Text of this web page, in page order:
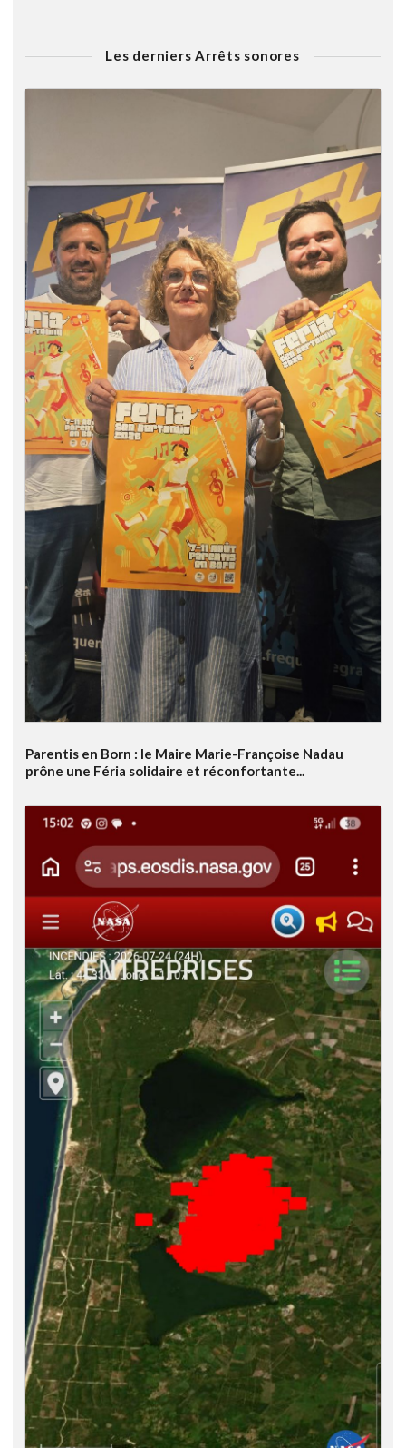
Les derniers Arrêts sonores
Parentis en Born : le Maire Marie-Françoise Nadau
prône une Féria solidaire et réconfortante...